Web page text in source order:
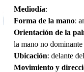
Mediodía:
Forma de la mano:
Orientación de la
la mano no
Ubicación: delante
Movimiento y